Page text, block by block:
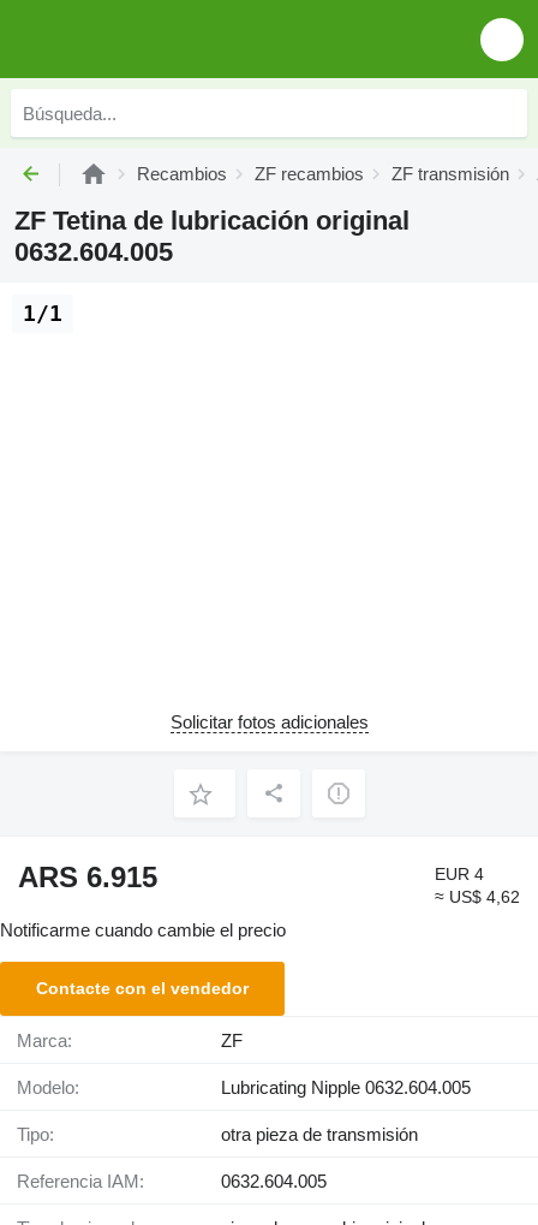
Recambios ZF recambios ZF transmisión
ZF Tetina de lubricación original
0632.604.005
1/1
Solicitar fotos adicionales
ARS 6.915
EUR 4
≈ US$ 4,62
Notificarme cuando cambie el precio
Contacte con el vendedor
Marca: ZF
Modelo: Lubricating Nipple 0632.604.005
Tipo: otra pieza de transmisión
Referencia IAM: 0632.604.005